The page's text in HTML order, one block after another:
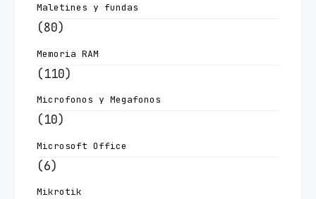
Maletines y fundas
(80)
Memoria RAM
(110)
Microfonos y Megafonos
(10)
Microsoft Office
(6)
Mikrotik